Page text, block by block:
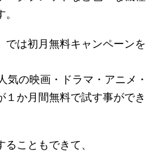
では初月無料キャンペーンを
気の映画・ドラマ・アニメ・
１か月間無料で試す事ができ
こともできて、